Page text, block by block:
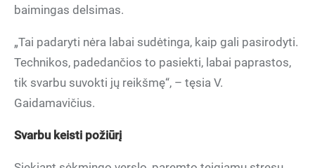
baimingas delsimas.
„Tai padaryti nėra labai sudėtinga, kaip gali pasirodyti.
Technikos, padedančios to pasiekti, labai paprastos,
tik svarbu suvokti jų reikšmę“, – tęsia V.
Gaidamavičius.
Svarbu keisti požiūrį